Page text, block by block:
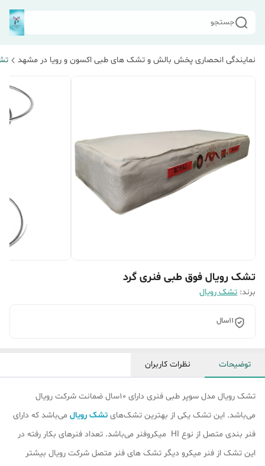
جستجو
نمایندگی انحصاری پخش بالش و تشک های طبی اکسون و رویا در مشهد
تشک رویال فوق طبی فنری گرد
برند: تشک رویال
11سال
توضیحات نظرات کاربران
تشک رویال مدل سوپر طبی فنری دارای 10سال ضمانت شرکت رویال
می‌باشد. این تشک یکی از بهترین تشک‌های تشک رویال می‌باشد که دارای
فنر بندی متصل از نوع HI میکروفنر می‌باشد. تعداد فنرهای بکار رفته در
این تشک از فنر میکرو دیگر تشک ‌های فنر متصل شرکت رویال بیشتر